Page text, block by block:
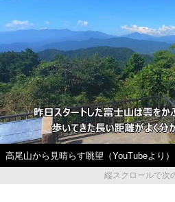
高尾山から見晴らす眺望（YouTubeより）